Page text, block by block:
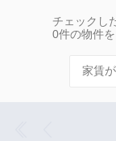
チェックし
0件の物件を